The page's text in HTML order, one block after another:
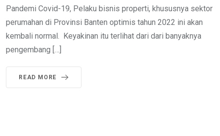
Pandemi Covid-19, Pelaku bisnis properti, khususnya sektor
perumahan di Provinsi Banten optimis tahun 2022 ini akan
kembali normal. Keyakinan itu terlihat dari dari banyaknya
pengembang […]
READ MORE